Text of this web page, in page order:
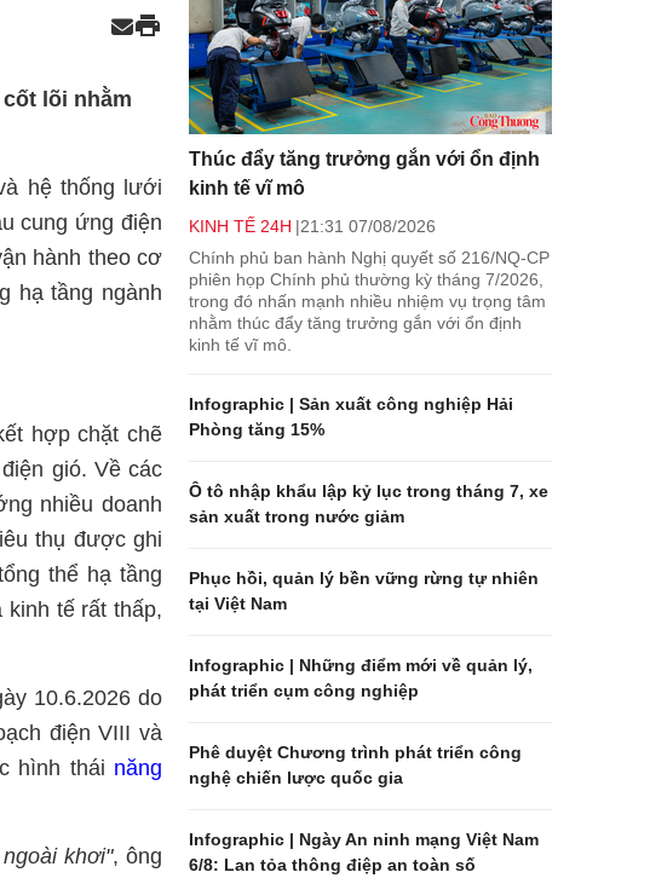
lõi nhằm
hệ thống lưới
cung ứng điện
hành theo cơ
hạ tầng ngành
hợp chặt chẽ
gió. Về các
nhiều doanh
thụ được ghi
thể hạ tầng
tế rất thấp,
10.6.2026 do
điện VIII và
hình thái năng
khơi", ông
Thúc đẩy tăng trưởng gắn với ổn định
kinh tế vĩ mô
KINH TẾ 24H 21:31 07/08/2026
Chính phủ ban hành Nghị quyết số 216/NQ-CP
phiên họp Chính phủ thường kỳ tháng 7/2026,
trong đó nhấn mạnh nhiều nhiệm vụ trọng tâm
nhằm thúc đẩy tăng trưởng gắn với ổn định
kinh tế vĩ mô.
Infographic | Sản xuất công nghiệp Hải
Phòng tăng 15%
Ô tô nhập khẩu lập kỷ lục trong tháng 7, xe
sản xuất trong nước giảm
Phục hồi, quản lý bền vững rừng tự nhiên
tại Việt Nam
Infographic | Những điểm mới về quản lý,
phát triển cụm công nghiệp
Phê duyệt Chương trình phát triển công
nghệ chiến lược quốc gia
Infographic | Ngày An ninh mạng Việt Nam
6/8: Lan tỏa thông điệp an toàn số